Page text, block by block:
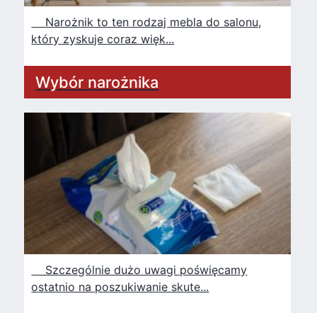
Narożnik to ten rodzaj mebla do salonu,
który zyskuje coraz więk...
Wybór narożnika
Szczególnie dużo uwagi poświęcamy
ostatnio na poszukiwanie skute...